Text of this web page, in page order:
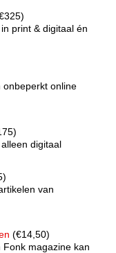
print & digitaal én
onbeperkt online
digitaal
van
(€14,50)
magazine kan